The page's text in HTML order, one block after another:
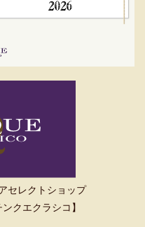
セレクトショップ
クエクラシコ】